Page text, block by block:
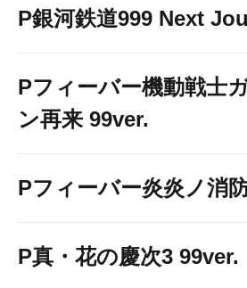
P銀河鉄道999 Next
Pフィーバー機動戦士
ン再来 99ver.
Pフィーバー炎炎ノ消
P真・花の慶次3 99ver.